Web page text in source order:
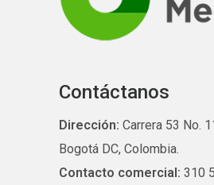
Contáctanos
Dirección: Carrera 53 No.
Bogotá DC, Colombia.
Contacto comercial: 310